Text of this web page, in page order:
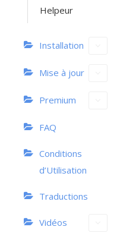
Helpeur
Installation
Mise à jour
Premium
FAQ
Conditions
d’Utilisation
Traductions
Vidéos